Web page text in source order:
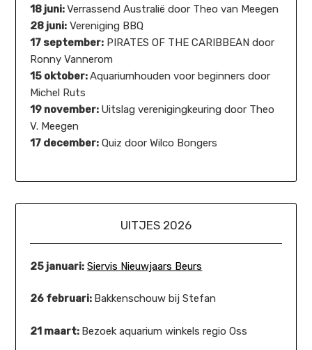
18 juni:Verrassend Australië door Theo van Meegen
28 juni: Vereniging BBQ
17 september: PIRATES OF THE CARIBBEAN door
Ronny Vannerom
15 oktober:Aquariumhouden voor beginners door
Michel Ruts
19 november: Uitslag verenigingkeuring door Theo
V. Meegen
17 december: Quiz door Wilco Bongers
UITJES 2026
25 januari: Siervis Nieuwjaars Beurs
26 februari: Bakkenschouw bij Stefan
21 maart: Bezoek aquarium winkels regio Oss